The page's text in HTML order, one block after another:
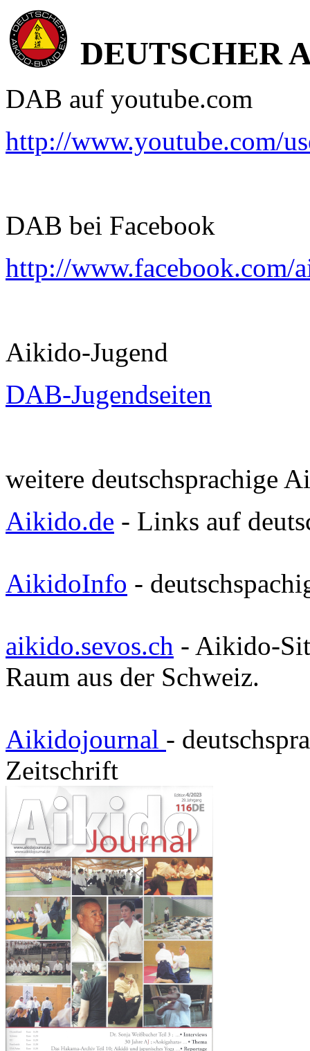
DEUTSCHER
DAB auf youtube.com
http://www.youtube.com/
DAB bei Facebook
http://www.facebook.com/
Aikido-Jugend
DAB-Jugendseiten
weitere deutschsprachige
Aikido.de - Links auf
AikidoInfo -
aikido.sevos.ch - Aikido-
Raum aus der Schweiz.
Aikidojournal -
Zeitschrift